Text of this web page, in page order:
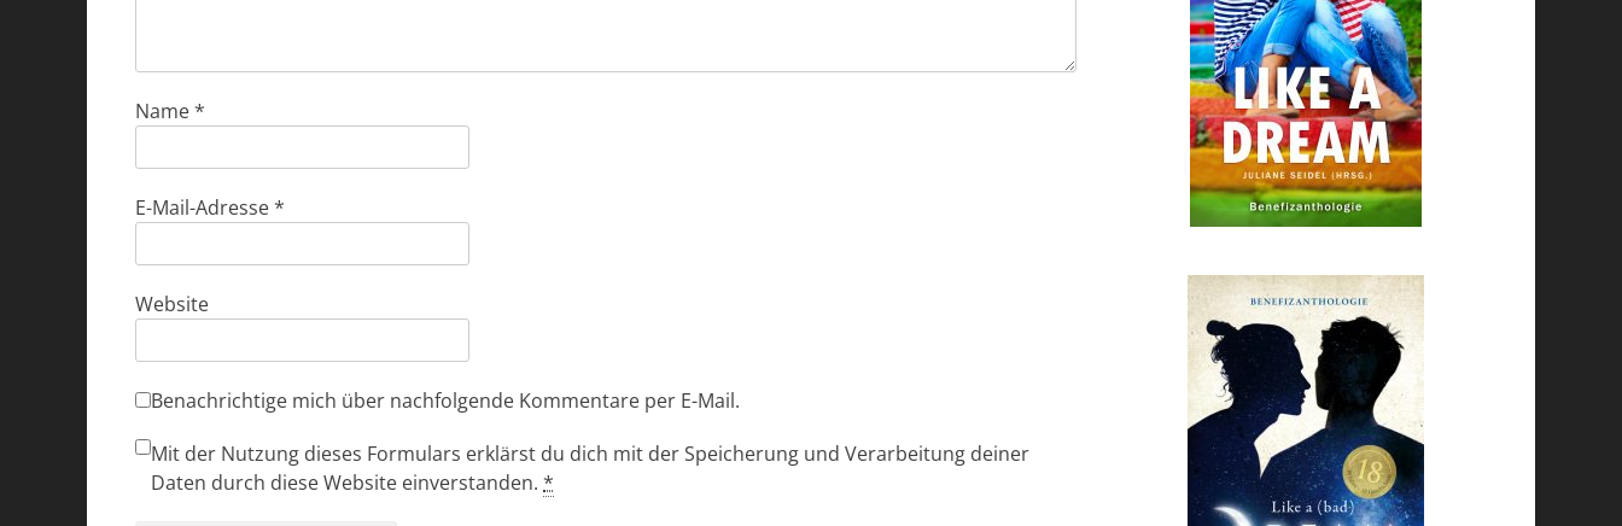
Name*
E-Mail-Adresse*
Website
Benachrichtige mich über nachfolgende Kommentare per E-Mail.
Mit der Nutzung dieses Formulars erklärst du dich mit der Speicherung und Verarbeitung deiner
Daten durch diese Website einverstanden. *